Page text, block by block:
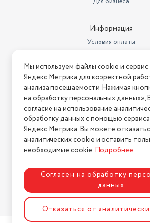
22 мин
Система защиты от накипи
нет
Информация
Условия оплаты
Условия возврата
Нашли ошибку на сайте?
2026 © Интернет-магазин "АстМаркет". У
Политика
Разработка сайта
Мы используем файлы cookie и сервис
Яндекс.Метрика для корректной
анализа посещаемости. Нажимая
на обработку персональных данных»,
согласие на использование
обработку данных с помощью сервиса
Яндекс.Метрика. Вы можете
аналитических cookie и оставить
необходимые cookie.Подробнее.
Согласен на обработку
данных
Отказаться от